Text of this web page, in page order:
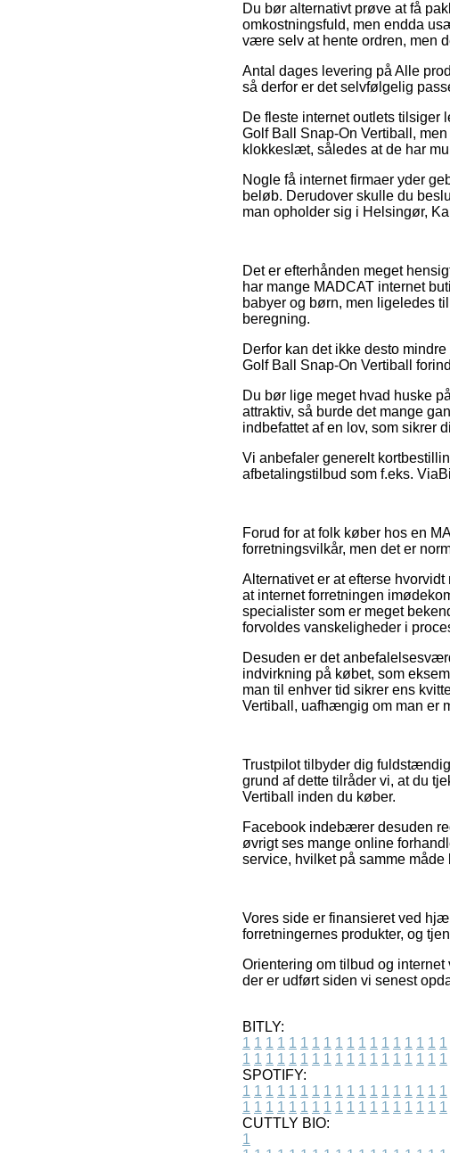
Du bør alternativt prøve at få
omkostningsfuld, men endda
være selv at hente ordren, men
Antal dages levering på Alle
så derfor er det selvfølgelig
De fleste internet outlets tilsiger
Golf Ball Snap-On Vertiball,
klokkeslæt, således at de har
Nogle få internet firmaer yder
beløb. Derudover skulle du
man opholder sig i Helsingør,
Det er efterhånden meget
har mange MADCAT internet
babyer og børn, men ligeledes
beregning.
Derfor kan det ikke desto
Golf Ball Snap-On Vertiball
Du bør lige meget hvad huske
attraktiv, så burde det mange
indbefattet af en lov, som sikrer
Vi anbefaler generelt
afbetalingstilbud som f.eks.
Forud for at folk køber hos en
forretningsvilkår, men det er
Alternativet er at efterse
at internet forretningen
specialister som er meget
forvoldes vanskeligheder i
Desuden er det
indvirkning på købet, som
man til enhver tid sikrer ens
Vertiball, uafhængig om man er
Trustpilot tilbyder dig
grund af dette tilråder vi, at du
Vertiball inden du køber.
Facebook indebærer desuden
øvrigt ses mange online
service, hvilket på samme
Vores side er finansieret ved
forretningernes produkter, og
Orientering om tilbud og
der er udført siden vi senest
BITLY:
1 1 1 1 1 1 1 1 1 1 1 1 1 1 1 1 1 1
1 1 1 1 1 1 1 1 1 1 1 1 1 1 1 1 1 1
SPOTIFY:
1 1 1 1 1 1 1 1 1 1 1 1 1 1 1 1 1 1
1 1 1 1 1 1 1 1 1 1 1 1 1 1 1 1 1 1
CUTTLY BIO:
1